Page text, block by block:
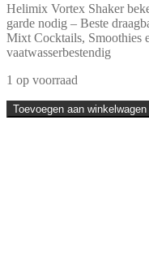
Helimix Vortex Shaker
garde nodig – Beste
Mixt Cocktails, Smoothies
vaatwasserbestendig
1 op voorraad
Helimix
2.0
Toevoegen aan winkelwagen